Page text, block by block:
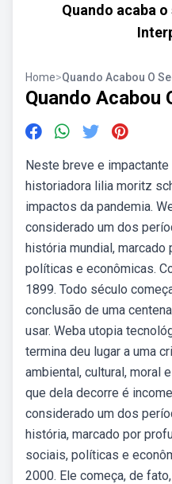
Quando acaba
Home>Quando Acabou O
Quando Acabou
Neste breve e
historiadora lilia moritz
impactos da pandemia.
considerado um dos
história mundial,
políticas e econômicas.
1899. Todo século
conclusão de uma
usar. Weba utopia
termina deu lugar a uma
ambiental, cultural, moral
que dela decorre é
considerado um dos
história, marcado por
sociais, políticas e
2000. Ele começa, de